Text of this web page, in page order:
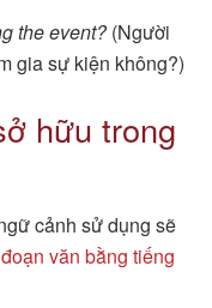
the event?(Người
gia sự kiện không?)
hữu trong
cảnh sử dụng sẽ
văn bằng tiếng